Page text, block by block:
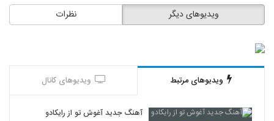
5304
موزیک زیبای شب روشن از فرهاد معرفی
نظرات ویدیوهای دیگر
ویدیوهای مرتبط ویدیوهای کانال
آهنگ جدید آغوش تو از رایکادو